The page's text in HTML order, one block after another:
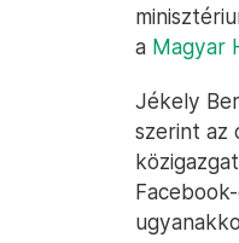
a Magyar
Jékely
szerint az